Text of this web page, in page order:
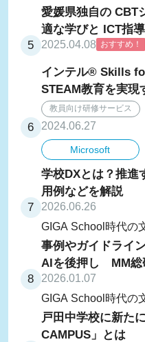
愛媛県独自の CBT
適な学びと ICT指
2025.04.08 おすすめ！
教員向け研修サービス
インテル® Skills
STEAM教育を実現
2024.06.27
Microsoft
学校DXとは？推進
用例などを解説
2026.06.26
GIGA School時代の
事例やガイドライ
AIを後押し MM総
2026.01.07
GIGA School時代の
戸田中学校に新た
CAMPUS」とは